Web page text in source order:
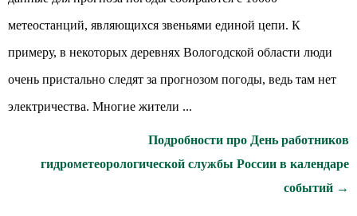
метеостанций, являющихся звеньями единой цепи. К
примеру, в некоторых деревнях Вологодской области люди
очень пристально следят за прогнозом погоды, ведь там нет
электричества. Многие жители ...
Подробности про День работников
гидрометеорологической службы России в календаре
событий →